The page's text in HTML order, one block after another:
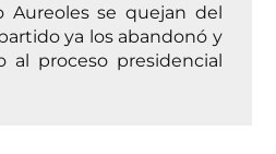
Aureoles se quejan del
ya los abandonó y
al proceso presidencial